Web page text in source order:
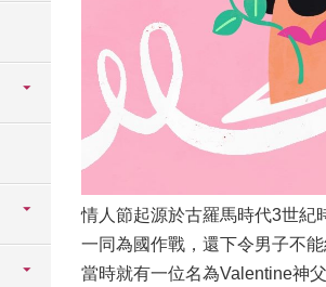
情人節起源於古羅馬時代3世紀
一同為國作戰，還下令男子不能
當時就有一位名為Valentine神